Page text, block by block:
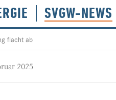
SVGW-NEWS
flacht ab
2025